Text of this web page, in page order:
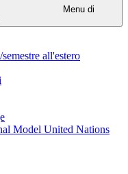
Menu di
all'estero
Model United Nations